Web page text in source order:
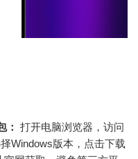
： 打开电脑浏览器，访问
Windows版本，点击下载